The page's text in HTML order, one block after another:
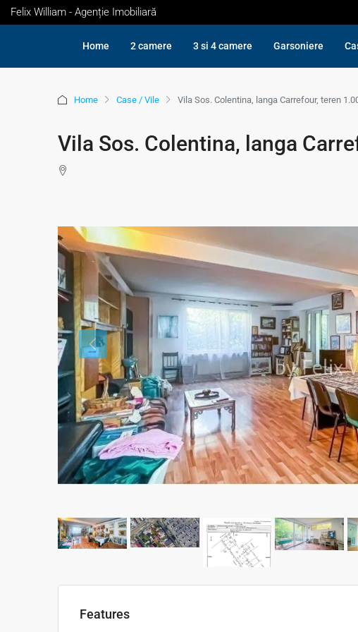
Felix William - Agenție Imobiliară
Home 2 camere 3 si 4 camere Garsoniere
Home Case / Vile Vila Sos. Colentina, langa Carrefour, teren
Vila Sos. Colentina, langa
Features